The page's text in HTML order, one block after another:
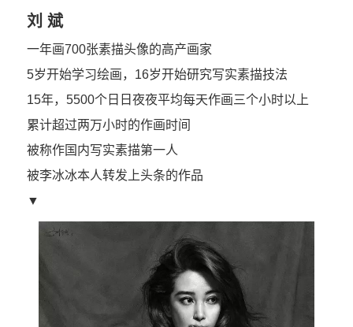
刘 斌
一年画700张素描头像的高产画家
5岁开始学习绘画，16岁开始研究写实素描技法
15年，5500个日日夜夜平均每天作画三个小时以上
累计超过两万小时的作画时间
被称作国内写实素描第一人
被李冰冰本人转发上头条的作品
▼